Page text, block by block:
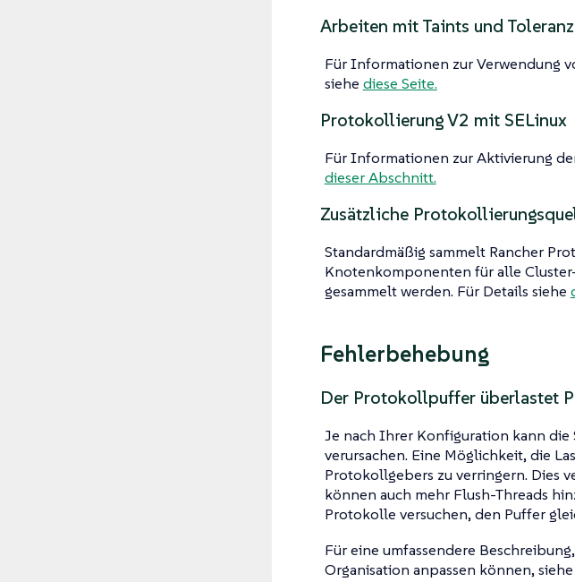
Arbeiten mit Taints und
Für Informationen zur Verwendung
siehe diese Seite.
Protokollierung V2 mit SELinux
Für Informationen zur Aktivierung
dieser Abschnitt.
Zusätzliche
Standardmäßig sammelt Rancher
Knotenkomponenten für alle
gesammelt werden. Für Details siehe
Fehlerbehebung
Der Protokollpuffer überlastet
Je nach Ihrer Konfiguration kann
verursachen. Eine Möglichkeit, die
Protokollgebers zu verringern. Dies
können auch mehr Flush-Threads
Protokolle versuchen, den Puffer
Für eine umfassendere
Organisation anpassen können,